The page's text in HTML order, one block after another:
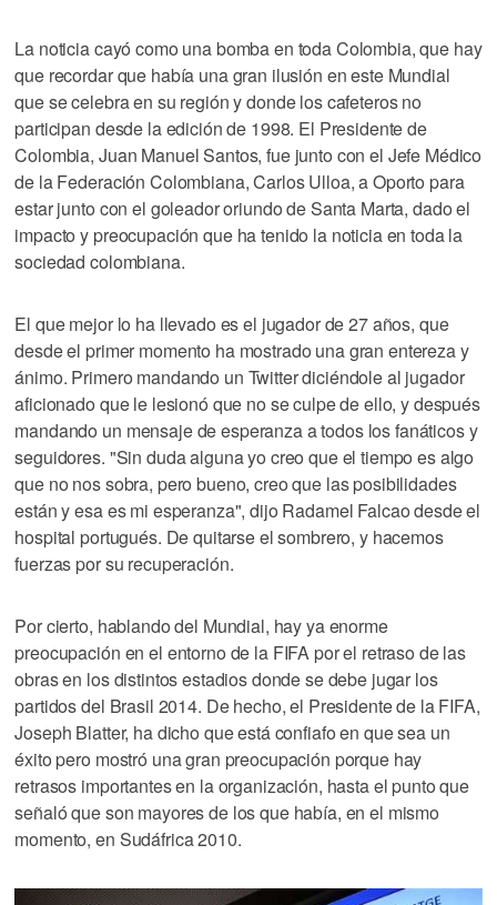
La noticia cayó como una bomba en toda Colombia, que hay
que recordar que había una gran ilusión en este Mundial
que se celebra en su región y donde los cafeteros no
participan desde la edición de 1998. El Presidente de
Colombia, Juan Manuel Santos, fue junto con el Jefe Médico
de la Federación Colombiana, Carlos Ulloa, a Oporto para
estar junto con el goleador oriundo de Santa Marta, dado el
impacto y preocupación que ha tenido la noticia en toda la
sociedad colombiana.
El que mejor lo ha llevado es el jugador de 27 años, que
desde el primer momento ha mostrado una gran entereza y
ánimo. Primero mandando un Twitter diciéndole al jugador
aficionado que le lesionó que no se culpe de ello, y después
mandando un mensaje de esperanza a todos los fanáticos y
seguidores. "Sin duda alguna yo creo que el tiempo es algo
que no nos sobra, pero bueno, creo que las posibilidades
están y esa es mi esperanza", dijo Radamel Falcao desde el
hospital portugués. De quitarse el sombrero, y hacemos
fuerzas por su recuperación.
Por cierto, hablando del Mundial, hay ya enorme
preocupación en el entorno de la FIFA por el retraso de las
obras en los distintos estadios donde se debe jugar los
partidos del Brasil 2014. De hecho, el Presidente de la FIFA,
Joseph Blatter, ha dicho que está confiafo en que sea un
éxito pero mostró una gran preocupación porque hay
retrasos importantes en la organización, hasta el punto que
señaló que son mayores de los que había, en el mismo
momento, en Sudáfrica 2010.